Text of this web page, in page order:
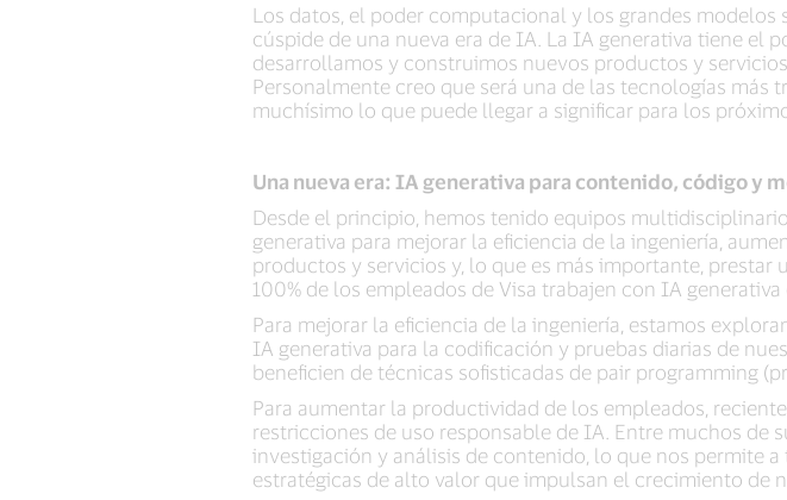
Los datos, el poder computacional y los grandes
cúspide de una nueva era de IA. La IA generativa tiene el
desarrollamos y construimos nuevos productos y
Personalmente creo que será una de las tecnologías más
muchísimo lo que puede llegar a significar para los
Una nueva era: IA generativa para contenido, código y
Desde el principio, hemos tenido equipos
generativa para mejorar la eficiencia de la ingeniería,
productos y servicios y, lo que es más importante,
100% de los empleados de Visa trabajen con IA
Para mejorar la eficiencia de la ingeniería, estamos
IA generativa para la codificación y pruebas diarias de
beneficien de técnicas sofisticadas de pair programming
Para aumentar la productividad de los empleados,
restricciones de uso responsable de IA. Entre muchos de
investigación y análisis de contenido, lo que nos permite
estratégicas de alto valor que impulsan el crecimiento de